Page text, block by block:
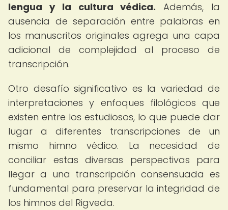
lengua y la cultura védica. Además, la
ausencia de separación entre palabras en
los manuscritos originales agrega una capa
adicional de complejidad al proceso de
transcripción.
Otro desafío significativo es la variedad de
interpretaciones y enfoques filológicos que
existen entre los estudiosos, lo que puede dar
lugar a diferentes transcripciones de un
mismo himno védico. La necesidad de
conciliar estas diversas perspectivas para
llegar a una transcripción consensuada es
fundamental para preservar la integridad de
los himnos del Rigveda.